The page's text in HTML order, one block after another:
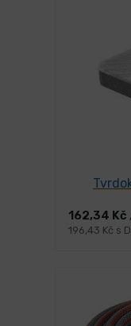
162,34 Kč
196,43 Kč s